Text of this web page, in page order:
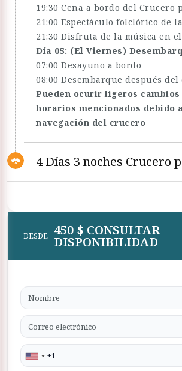
19:30 Cena a bordo del Crucero
21:00 Espectáculo folclórico de
21:30 Disfruta de la música en
Día 05: (El Viernes)
07:00 Desayuno a bordo
08:00 Desembarque después del
Pueden ocurir ligeros cambios
horarios mencionados debido
navegación del crucero
4 Días 3 noches Crucero
DESDE 450 $ CONSULTAR
DISPONIBILIDAD